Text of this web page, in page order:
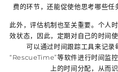
费的环节，还能促使他思考哪些任
此外，评估机制也至关重要。个人
效状态，因此，定期对自己的时间
可以通过时间跟踪工具来记录
“RescueTime”等软件进行时间监
上的时间分配，从而